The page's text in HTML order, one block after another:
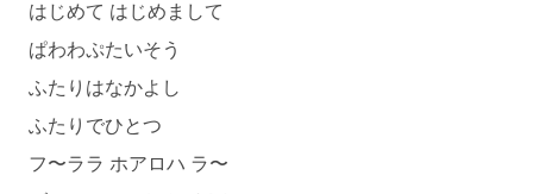
はじめて はじめまして
ぱわわぷたいそう
ふたりはなかよし
ふたりでひとつ
フ〜ララ ホアロハ ラ〜